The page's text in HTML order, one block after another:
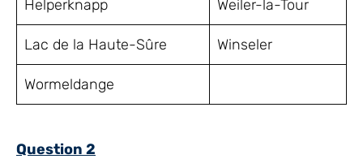
Helperknapp Weiler-la-Tour
Lac de la Haute-Sûre Winseler
Wormeldange
Question 2